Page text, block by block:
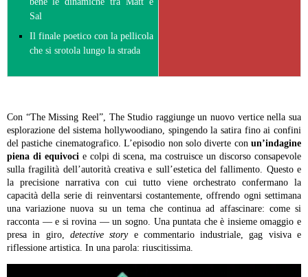
Sal
Il finale poetico con la pellicola
che si srotola lungo la strada
Con “The Missing Reel”, The Studio raggiunge un nuovo vertice nella sua
esplorazione del sistema hollywoodiano, spingendo la satira fino ai confini
del pastiche cinematografico. L’episodio non solo diverte con un’indagine
piena di equivocie colpi di scena, ma costruisce un discorso consapevole
sulla fragilità dell’autorità creativa e sull’estetica del fallimento. Questo e
la precisione narrativa con cui tutto viene orchestrato confermano la
capacità della serie di reinventarsi costantemente, offrendo ogni settimana
una variazione nuova su un tema che continua ad affascinare: come si
racconta — e si rovina — un sogno. Una puntata che è insieme omaggio e
presa in giro, detective storye commentario industriale, gag visiva e
riflessione artistica. In una parola: riuscitissima.